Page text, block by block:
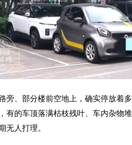
、部分楼前空地上，确实停放着多
有的车顶落满枯枝残叶、车内杂物
无人打理。